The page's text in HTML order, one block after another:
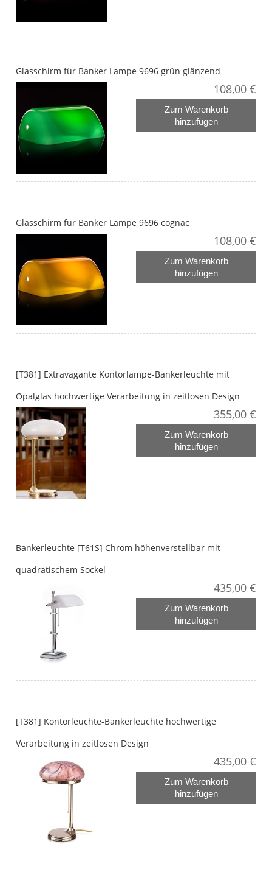
Glasschirm für Banker Lampe 9696 grün glänzend
108,00 €
Zum Warenkorb
hinzufügen
Glasschirm für Banker Lampe 9696 cognac
108,00 €
Zum Warenkorb
hinzufügen
[T381] Extravagante Kontorlampe-Bankerleuchte mit
Opalglas hochwertige Verarbeitung in zeitlosen Design
355,00 €
Zum Warenkorb
hinzufügen
Bankerleuchte [T61S] Chrom höhenverstellbar mit
quadratischem Sockel
435,00 €
Zum Warenkorb
hinzufügen
[T381] Kontorleuchte-Bankerleuchte hochwertige
Verarbeitung in zeitlosen Design
435,00 €
Zum Warenkorb
hinzufügen